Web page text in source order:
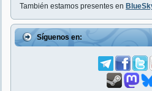
También estamos presentes en
Síguenos en: